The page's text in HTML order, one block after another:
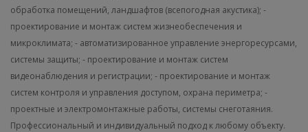
обработка помещений, ландшафтов (всепогодная акустика); -
проектирование и монтаж систем жизнеобеспечения и
микроклимата; - автоматизированное управление энергоресурсами,
системы защиты; - проектирование и монтаж систем
видеонаблюдения и регистрации; - проектирование и монтаж
систем контроля и управления доступом, охрана периметра; -
проектные и электромонтажные работы, системы снеготаяния.
Профессиональный и индивидуальный подход к любому объекту.